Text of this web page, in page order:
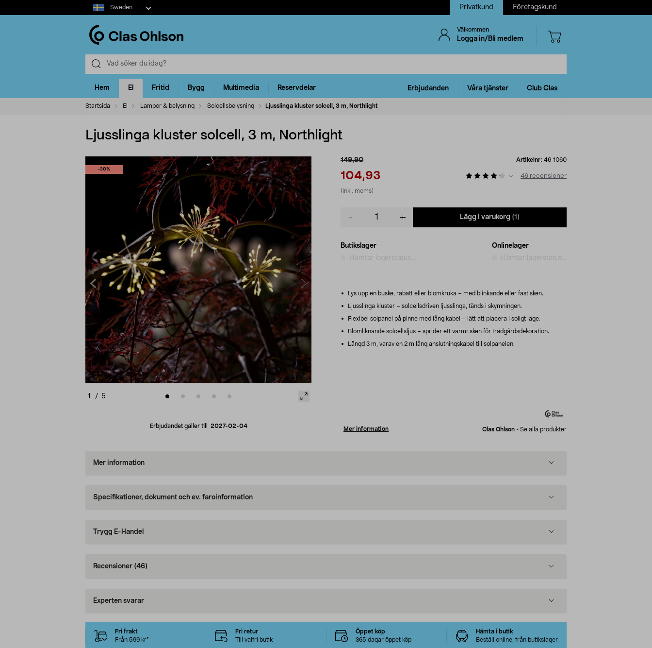
Select
market
Sweden Privatkund Företagskund
Välkommen
Logga in/Bli medlem
Hem El Fritid Bygg Multimedia Reservdelar Erbjudanden Våra tjänster Club Clas
Startsida El Lampor & belysning Solcellsbelysning Ljusslinga kluster solcell, 3 m, Northlight
Ljusslinga kluster solcell, 3 m, Northlight
-30%
1 / 5
Erbjudandet gäller till 2027-02-04
149,90
104,93
(inkl. moms)
Artikelnr: 46-1060
46 recensioner
Lägg i varukorg (1)
Butikslager
Hämtar lagerstatus...
Onlinelager
Hämtar lagerstatus...
Lys upp en buske, rabatt eller blomkruka – med blinkande eller fast sken.
Ljusslinga kluster – solcellsdriven ljusslinga, tänds i skymningen.
Flexibel solpanel på pinne med lång kabel – lätt att placera i soligt läge.
Blomliknande solcellsljus – sprider ett varmt sken för trädgårdsdekoration.
Längd 3 m, varav en 2 m lång anslutningskabel till solpanelen.
Mer information Clas Ohlson - Se alla produkter
Mer information
Specifikationer, dokument och ev. faroinformation
Trygg E-Handel
Recensioner (46)
Experten svarar
Fri frakt
Från 599 kr*
Fri retur
Till valfri butik
Öppet köp
365 dagar öppet köp
Hämta i butik
Beställ online, från butikslager